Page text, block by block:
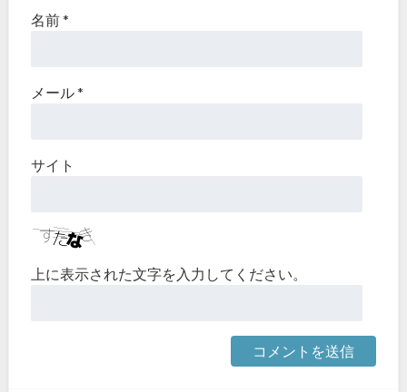
名前*
メール*
サイト
上に表示された文字を入力してください。